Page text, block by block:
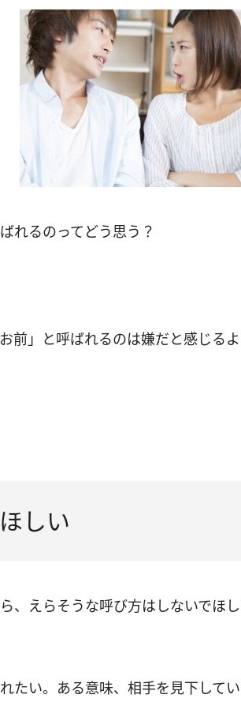
れるのってどう思う？
前」と呼ばれるのは嫌だと感じる
しい
、えらそうな呼び方はしないでほ
たい。ある意味、相手を見下して